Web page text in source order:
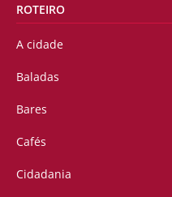
ROTEIRO
A cidade
Baladas
Bares
Cafés
Cidadania